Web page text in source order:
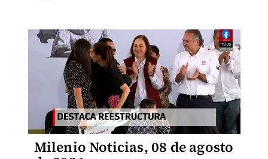
Milenio Noticias, 08 de agosto